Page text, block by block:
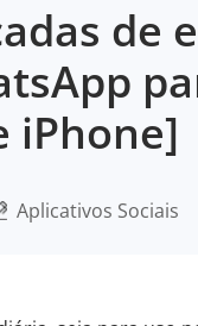
de
iPhone]
Aplicativos Sociais